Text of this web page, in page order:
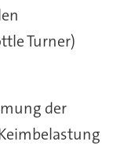
Turner)
der